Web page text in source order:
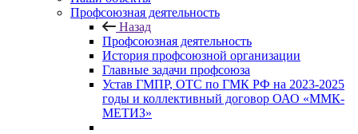
Профсоюзная деятельность
Назад
Профсоюзная деятельность
История профсоюзной организации
Главные задачи профсоюза
Устав ГМПР, ОТС по ГМК РФ на 2023-2025
годы и коллективный договор ОАО «ММК-
МЕТИЗ»